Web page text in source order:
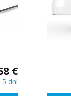
€
5 dní